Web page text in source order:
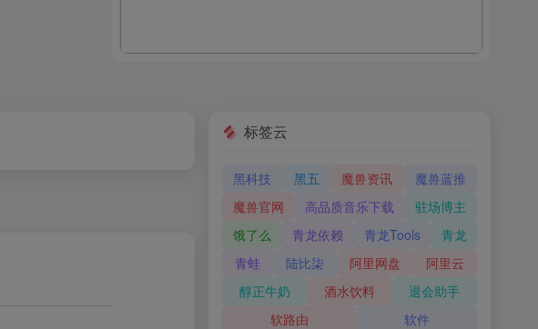
标签云
黑科技 黑五 魔兽资讯
魔兽蓝推
魔兽官网
高品质音乐下载
驻场博主
饿了么
青龙依赖 青龙Tools
青龙
青蛙
陆比柒 阿里网盘
阿里云
醇正牛奶
酒水饮料
退会助手
软路由
软件